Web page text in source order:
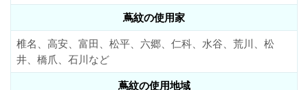
蔦紋の使用家
椎名、高安、富田、松平、六郷、仁科、水谷、荒川、松
井、橋爪、石川など
蔦紋の使用地域